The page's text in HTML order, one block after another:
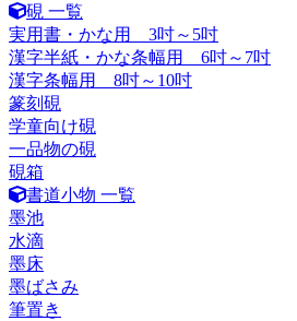
硯 一覧
実用書・かな用 3吋～5吋
漢字半紙・かな条幅用 6吋～7吋
漢字条幅用 8吋～10吋
篆刻硯
学童向け硯
一品物の硯
硯箱
書道小物 一覧
墨池
水滴
墨床
墨ばさみ
筆置き